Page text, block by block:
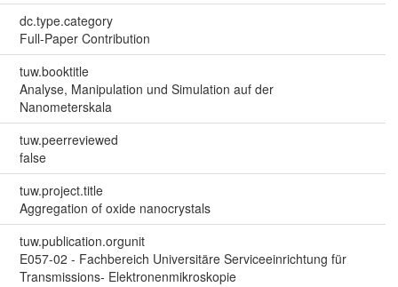
dc.type.category
Full-Paper Contribution
tuw.booktitle
Analyse, Manipulation und Simulation auf der
Nanometerskala
tuw.peerreviewed
false
tuw.project.title
Aggregation of oxide nanocrystals
tuw.publication.orgunit
E057-02 - Fachbereich Universitäre Serviceeinrichtung für
Transmissions- Elektronenmikroskopie